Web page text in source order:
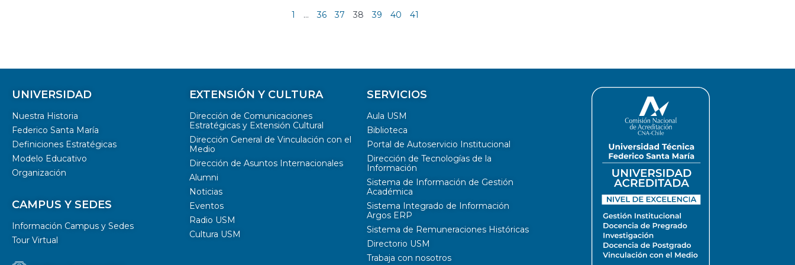
1 … 36 37 38 39 40 41
UNIVERSIDAD
Nuestra Historia
Federico Santa María
Definiciones Estratégicas
Modelo Educativo
Organización
CAMPUS Y SEDES
Información Campus y Sedes
Tour Virtual
EXTENSIÓN Y CULTURA
Dirección de Comunicaciones
Estratégicas y Extensión Cultural
Dirección General de Vinculación con el
Medio
Dirección de Asuntos Internacionales
Alumni
Noticias
Eventos
Radio USM
Cultura USM
SERVICIOS
Aula USM
Biblioteca
Portal de Autoservicio Institucional
Dirección de Tecnologías de la
Información
Sistema de Información de Gestión
Académica
Sistema Integrado de Información
Argos ERP
Sistema de Remuneraciones Históricas
Directorio USM
Trabaja con nosotros